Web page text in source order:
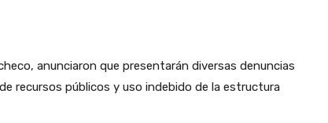
anunciaron que presentarán diversas denuncias
recursos públicos y uso indebido de la estructura